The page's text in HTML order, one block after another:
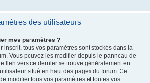
des utilisateurs
mes paramètres ?
inscrit, tous vos paramètres sont stockés dans la
Vous pouvez les modifier depuis le panneau de
lien vers ce dernier se trouve généralement en
situé en haut des pages du forum. Ce
modifier tous vos paramètres et toutes vos